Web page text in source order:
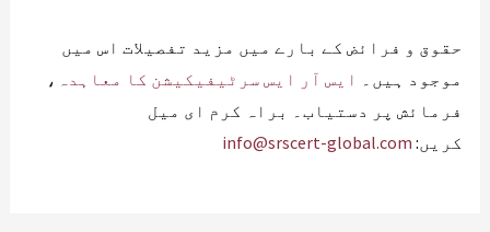
حقوق و فرائض کے بارے میں مزید تفصیلات اس میں
موجود ہیں۔ ایس آر ایس سرٹیفیکیشن کا معاہدہ ،
فرمائش پر دستیاب۔ براہ کرم ای میل
کریں: info@srscert-global.com